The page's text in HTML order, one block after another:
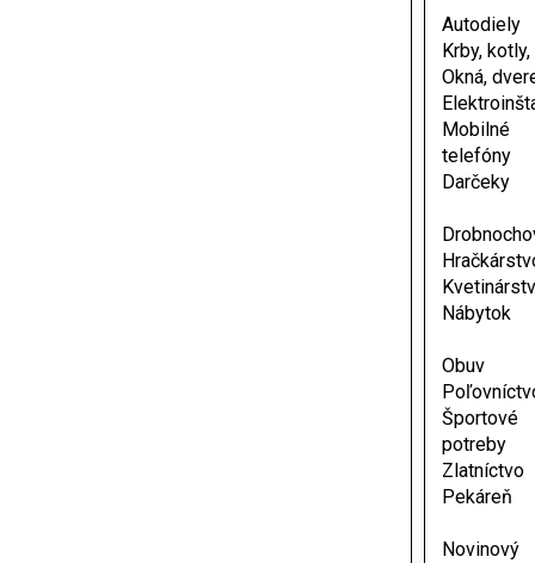
Autodiely
Krby,
Okná,
Mobilné
telefóny
Darčeky
Nábytok
Obuv
Športové
potreby
Zlatníctvo
Pekáreň
Novinový